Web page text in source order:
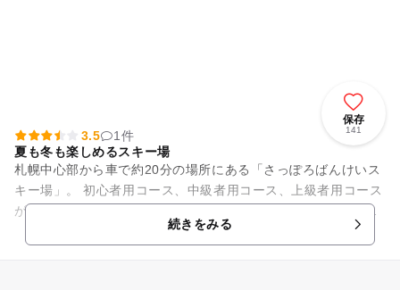
保存
141
3.5
1件
夏も冬も楽しめるスキー場
札幌中心部から車で約20分の場所にある「さっぽろばんけいス
キー場」。 初心者用コース、中級者用コース、上級者用コース
がそろっており、家族連れにオススメの緩やかなコースもある
続きをみる